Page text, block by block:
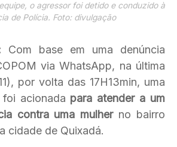
o agressor foi detido e conduzido à
de Polícia. Foto: divulgação
Com base em uma denúncia
via WhatsApp, na última
por volta das 17H13min, uma
acionada para atender a um
contra uma mulherno bairro
cidade de Quixadá.